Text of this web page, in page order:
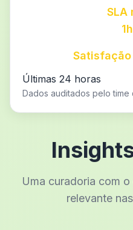
SLA
Últimas 24 horas
Dados auditados pelo time
Uma curadoria com
relevante